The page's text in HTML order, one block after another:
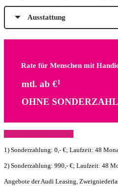
Ausstattung
Rate für Menschen mit
mtl. ab €1
OHNE
1) Sonderzahlung: 0,- €; Laufzeit: 48
2) Sonderzahlung: 990,- €; Laufzeit: 48
Angebote der Audi Leasing,